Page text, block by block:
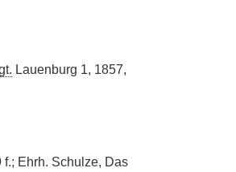
Lauenburg 1, 1857,
f.; Ehrh. Schulze, Das